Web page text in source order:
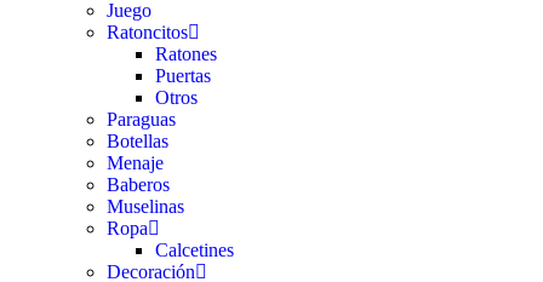
Juego
Ratoncitos
Ratones
Puertas
Otros
Paraguas
Botellas
Menaje
Baberos
Muselinas
Ropa
Calcetines
Decoración